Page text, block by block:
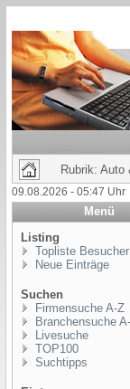
Rubrik:
09.08.2026 - 05:47 Uhr
Menü
Listing
Topliste Besucher
Neue Einträge
Suchen
Firmensuche A-Z
Branchensuche
Livesuche
TOP100
Suchtipps